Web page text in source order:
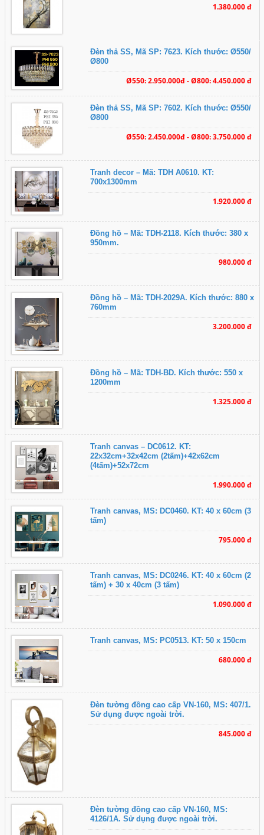
1.380.000 đ
Đèn thả SS, Mã SP: 7623. Kích thước: Ø550/
Ø800
Ø550: 2.950.000đ - Ø800: 4.450.000 đ
Đèn thả SS, Mã SP: 7602. Kích thước: Ø550/
Ø800
Ø550: 2.450.000đ - Ø800: 3.750.000 đ
Tranh decor – Mã: TDH A0610. KT:
700x1300mm
1.920.000 đ
Đồng hồ – Mã: TDH-2118. Kích thước: 380 x
950mm.
980.000 đ
Đồng hồ – Mã: TDH-2029A. Kích thước: 880 x
760mm
3.200.000 đ
Đồng hồ – Mã: TDH-BD. Kích thước: 550 x
1200mm
1.325.000 đ
Tranh canvas – DC0612. KT:
22x32cm+32x42cm (2tấm)+42x62cm
(4tấm)+52x72cm
1.990.000 đ
Tranh canvas, MS: DC0460. KT: 40 x 60cm (3
tấm)
795.000 đ
Tranh canvas, MS: DC0246. KT: 40 x 60cm (2
tấm) + 30 x 40cm (3 tấm)
1.090.000 đ
Tranh canvas, MS: PC0513. KT: 50 x 150cm
680.000 đ
Đèn tường đồng cao cấp VN-160, MS: 407/1.
Sử dụng được ngoài trời.
845.000 đ
Đèn tường đồng cao cấp VN-160, MS:
4126/1A. Sử dụng được ngoài trời.